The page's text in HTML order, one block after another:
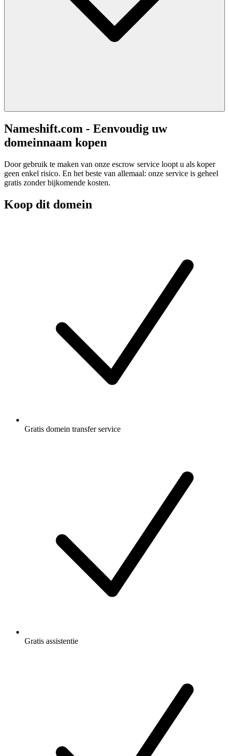
Nameshift.com - Eenvoudig uw
domeinnaam kopen
Door gebruik te maken van onze escrow service loopt u als koper
geen enkel risico. En het beste van allemaal: onze service is geheel
gratis zonder bijkomende kosten.
Koop dit domein
Gratis domein transfer service
Gratis assistentie